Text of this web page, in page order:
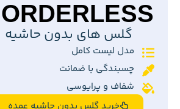
گلس های بدون حاشیه
مدل لیست کامل
چسبندگی با ضمانت
شفاف و پرایوسی